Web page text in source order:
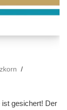
gesichert! Der